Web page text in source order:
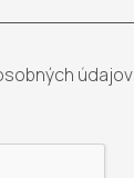
údajov